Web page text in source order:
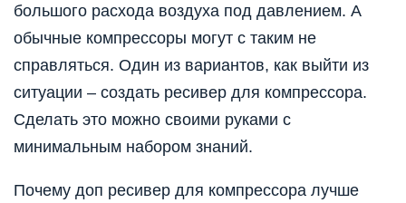
большого расхода воздуха под давлением. А
обычные компрессоры могут с таким не
справляться. Один из вариантов, как выйти из
ситуации – создать ресивер для компрессора.
Сделать это можно своими руками с
минимальным набором знаний.
Почему доп ресивер для компрессора лучше